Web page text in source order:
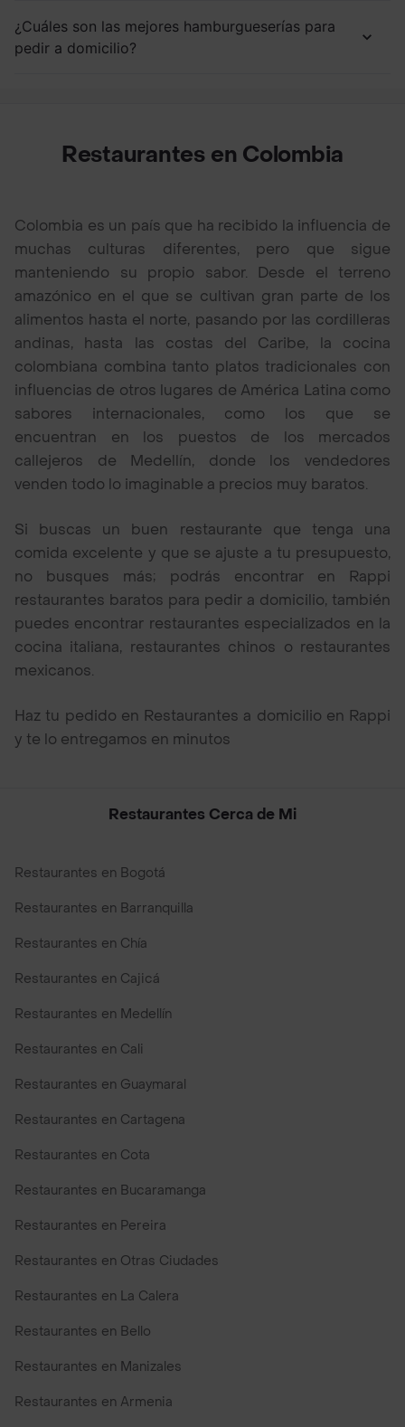
¿Cuáles son las mejores hamburgueserías para
pedir a domicilio?
Restaurantes en Colombia
Colombia es un país que ha recibido la influencia de
muchas culturas diferentes, pero que sigue
manteniendo su propio sabor. Desde el terreno
amazónico en el que se cultivan gran parte de los
alimentos hasta el norte, pasando por las cordilleras
andinas, hasta las costas del Caribe, la cocina
colombiana combina tanto platos tradicionales con
influencias de otros lugares de América Latina como
sabores internacionales, como los que se
encuentran en los puestos de los mercados
callejeros de Medellín, donde los vendedores
venden todo lo imaginable a precios muy baratos.
Si buscas un buen restaurante que tenga una
comida excelente y que se ajuste a tu presupuesto,
no busques más; podrás encontrar en Rappi
restaurantes baratos para pedir a domicilio, también
puedes encontrar restaurantes especializados en la
cocina italiana, restaurantes chinos o restaurantes
mexicanos.
Haz tu pedido en Restaurantes a domicilio en Rappi
y te lo entregamos en minutos
Restaurantes Cerca de Mi
Restaurantes en Bogotá
Restaurantes en Barranquilla
Restaurantes en Chía
Restaurantes en Cajicá
Restaurantes en Medellín
Restaurantes en Cali
Restaurantes en Guaymaral
Restaurantes en Cartagena
Restaurantes en Cota
Restaurantes en Bucaramanga
Restaurantes en Pereira
Restaurantes en Otras Ciudades
Restaurantes en La Calera
Restaurantes en Bello
Restaurantes en Manizales
Restaurantes en Armenia